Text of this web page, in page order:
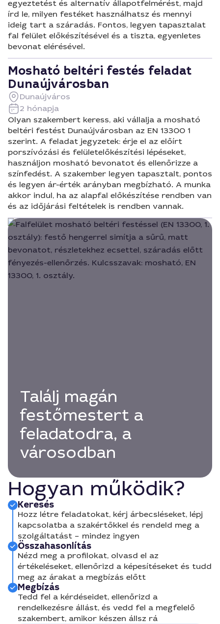
egyeztetést és alternatív állapotfelmérést, majd
írd le, milyen festéket használhatsz és mennyi
ideig tart a száradás. Fontos, legyen tapasztalat
fal felület előkészítésével és a tiszta, egyenletes
bevonat elérésével.
Mosható beltéri festés feladat
Dunaújvárosban
Dunaújváros
2 hónapja
Olyan szakembert keress, aki vállalja a mosható
beltéri festést Dunaújvárosban az EN 13300 1
szerint. A feladat jegyzetek: érje el az előírt
porszívózási és felületelőkészítési lépéseket,
használjon mosható bevonatot és ellenőrizze a
színfedést. A szakember legyen tapasztalt, pontos
és legyen ár-érték arányban megbízható. A munka
akkor indul, ha az alapfal előkészítése rendben van
és az időjárási feltételek is rendben vannak.
Találj magán
festőmestert a
feladatodra, a
városodban
Hogyan működik?
Keresés
Hozz létre feladatokat, kérj árbecsléseket, lépj
kapcsolatba a szakértőkkel és rendeld meg a
szolgáltatást – mindez ingyen
Összahasonlítás
Nézd meg a profilokat, olvasd el az
értékeléseket, ellenőrizd a képesítéseket és tudd
meg az árakat a megbízás előtt
Megbízás
Tedd fel a kérdéseidet, ellenőrizd a
rendelkezésre állást, és vedd fel a megfelelő
szakembert, amikor készen állsz rá